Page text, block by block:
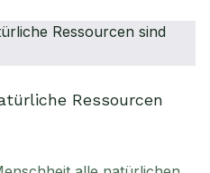
Ressourcen